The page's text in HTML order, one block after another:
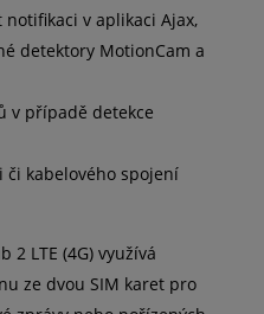
v aplikaci Ajax,
detektory MotionCam a
v případě detekce
či kabelového spojení
2 LTE (4G) využívá
ze dvou SIM karet pro